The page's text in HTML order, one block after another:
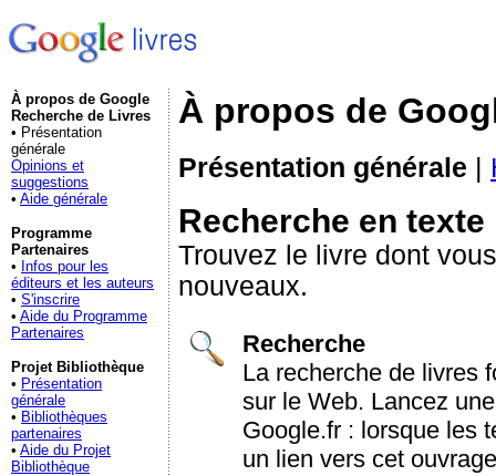
À propos de Google
Recherche de Livres
• Présentation
générale
Opinions et
suggestions
• Aide générale
Programme
Partenaires
• Infos pour les
éditeurs et les auteurs
• S'inscrire
• Aide du Programme
Partenaires
Projet Bibliothèque
• Présentation
générale
• Bibliothèques
partenaires
• Aide du Projet
Bibliothèque
À propos de
Présentation générale |
Recherche en
Trouvez le livre dont
nouveaux.
Recherche
La recherche de livres
sur le Web. Lancez
Google.fr : lorsque les
un lien vers cet